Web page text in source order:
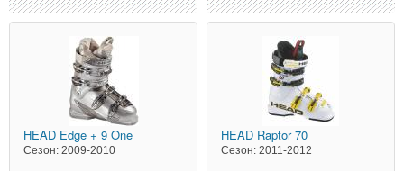
HEAD Edge + 9 One
Сезон: 2009-2010
HEAD Raptor 70
Сезон: 2011-2012